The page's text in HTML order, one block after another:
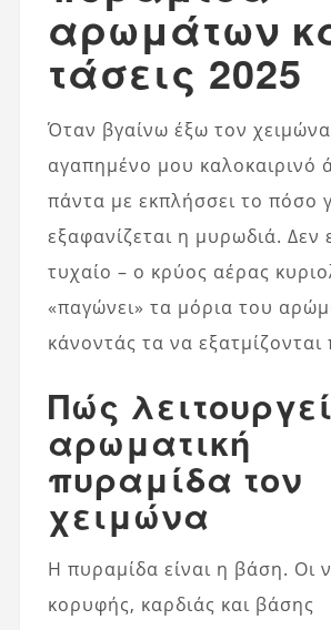
αρωμάτων
τάσεις 2025
Όταν βγαίνω έξω τον
αγαπημένο μου καλοκαιρινό
πάντα με εκπλήσσει το πόσο
εξαφανίζεται η μυρωδιά. Δεν
τυχαίο – ο κρύος αέρας
«παγώνει» τα μόρια του
κάνοντάς τα να εξατμίζονται
Πώς
αρωματική
πυραμίδα τον
χειμώνα
Η πυραμίδα είναι η βάση. Οι
κορυφής, καρδιάς και βάσης